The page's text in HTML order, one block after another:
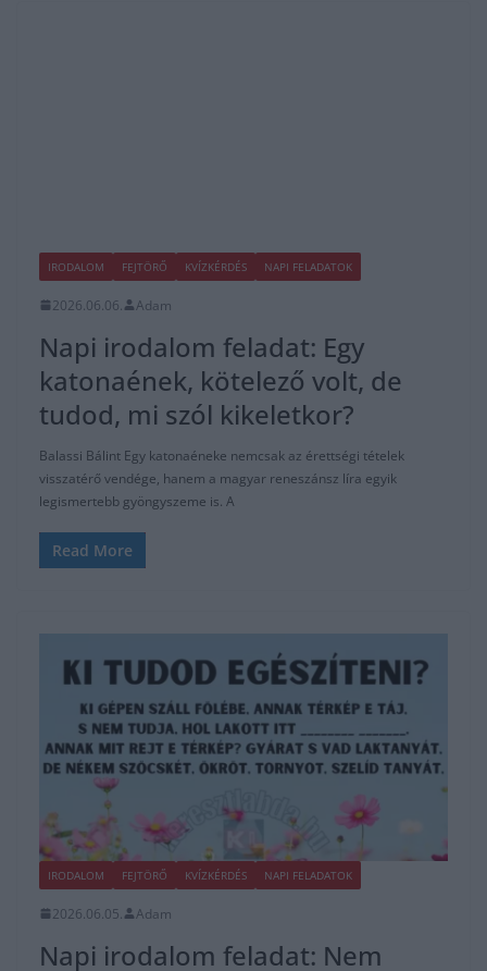
IRODALOM FEJTÖRŐ KVÍZKÉRDÉS NAPI FELADATOK
2026.06.06. Adam
Napi irodalom feladat: Egy
katonaének, kötelező volt, de
tudod, mi szól kikeletkor?
Balassi Bálint Egy katonaéneke nemcsak az érettségi tételek
visszatérő vendége, hanem a magyar reneszánsz líra egyik
legismertebb gyöngyszeme is. A
Read More
IRODALOM FEJTÖRŐ KVÍZKÉRDÉS NAPI FELADATOK
2026.06.05. Adam
Napi irodalom feladat: Nem